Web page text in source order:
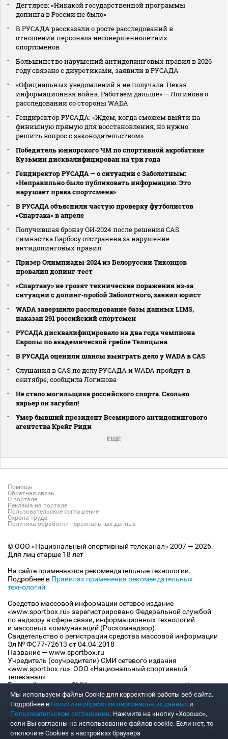
Дегтярев: «Никакой государственной программы
допинга в России не было»
В РУСАДА рассказали о росте расследований в
отношении персонала несовершеннолетних
спортсменов
Большинство нарушений антидопинговых правил в 2026
году связано с диуретиками, заявили в РУСАДА
«Официальных уведомлений я не получала. Некая
информационная война. Работаем дальше» — Логинова о
расследовании со стороны WADA
Гендиректор РУСАДА: «Ждем, когда сможем выйти на
финишную прямую для восстановления, но нужно
решить вопрос с законодательством»
Победитель юниорского ЧМ по спортивной акробатике
Кузьмин дисквалифицирован на три года
Гендиректор РУСАДА — о ситуации с Заболотным:
«Неправильно было публиковать информацию. Это
нарушает права спортсмена»
В РУСАДА объяснили частую проверку футболистов
«Спартака» в апреле
Получившая бронзу ОИ‑2024 после решения CAS
гимнастка Барбосу отстранена за нарушение
антидопинговых правил
Призер Олимпиады‑2024 из Белоруссии Тихонцов
провалил допинг‑тест
«Спартаку» не грозят технические поражения из‑за
ситуации с допинг‑пробой Заболотного, заявил юрист
WADA завершило расследование базы данных LIMS,
наказан 291 российский спортсмен
РУСАДА дисквалифицировало на два года чемпиона
Европы по академической гребле Телицына
В РУСАДА оценили шансы выиграть дело у WADA в CAS
Слушания в CAS по делу РУСАДА и WADA пройдут в
сентябре, сообщила Логинова
Не стало могильщика российского спорта. Сколько
карьер он загубил!
Умер бывший президент Всемирного антидопингового
агентства Крейг Риди
ЕЩЕ
Помощь
Обратная связь
О портале
Реклама на портале
Пользовательское соглашение
Охрана труда
Политика обработки персональных данных
© ООО «Национальный спортивный телеканал» 2007 — 2026.
Для лиц старше 18 лет
На сайте применяются рекомендательные технологии.
Подробнее в Правилах применения рекомендательных
технологий
Средство массовой информации сетевое издание
«www.sportbox.ru» зарегистрировано Федеральной службой
по надзору в сфере связи, информационных технологий
и массовых коммуникаций (Роскомнадзор).
Свидетельство о регистрации средства массовой информации
Эл № ФС77-72613 от 04.04.2018
Название — www.sportbox.ru
Учредитель (соучредители) СМИ сетевого издания
«www.sportbox.ru»: ООО «Национальный спортивный
телеканал»
Главный редактор СМИ сетевого издания «www.sportbox.ru»:
Конов В.А.
Номер телефона редакции СМИ сетевого издания
«www.sportbox.ru»: +7 (495) 653 8419
Адрес электронной почты редакции СМИ сетевого издания
«www.sportbox.ru»: editor@sportbox.ru
Мы используем файлы Сookie для корректной работы веб-сайта.
Подробнее в Политике обработки персональных данных и
Пользовательском соглашении. Нажмите на кнопку «Хорошо»,
если Вы согласны на использование файлов cookie. Если нет, то
отключите Cookies в настройках браузера